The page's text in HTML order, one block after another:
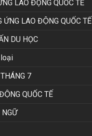
LAO ĐỘNG QUỐC TẾ
ỨNG LAO ĐỘNG QUỐC TẾ
DU HỌC
7
QUỐC TẾ